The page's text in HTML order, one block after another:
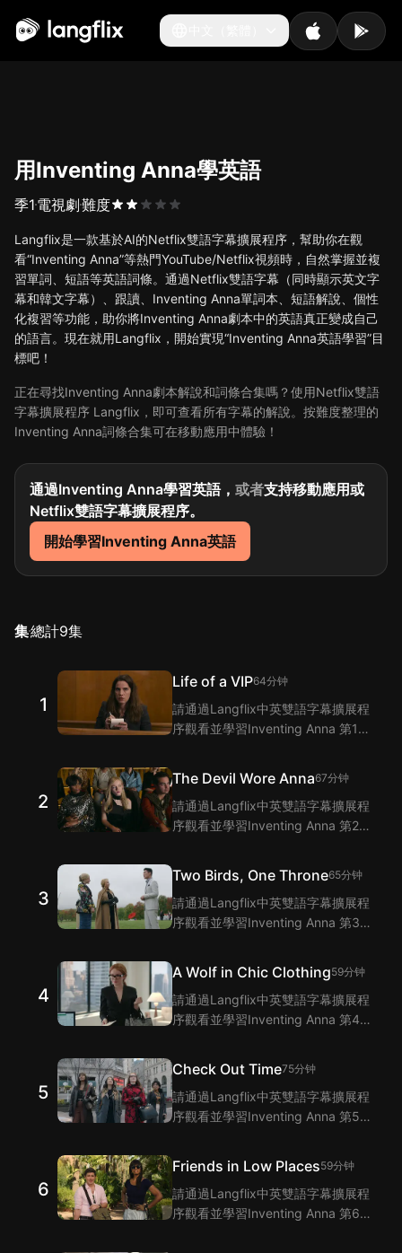
中文（繁體）
用Inventing Anna學英語
季1 電視劇難度
Langflix是一款基於AI的Netflix雙語字幕擴展程序，幫助你在觀
看“Inventing Anna”等熱門YouTube/Netflix視頻時，自然掌握並複
習單詞、短語等英語詞條。通過Netflix雙語字幕（同時顯示英文字
幕和韓文字幕）、跟讀、Inventing Anna單詞本、短語解說、個性
化複習等功能，助你將Inventing Anna劇本中的英語真正變成自己
的語言。現在就用Langflix，開始實現“Inventing Anna英語學習”目
標吧！
正在尋找Inventing Anna劇本解說和詞條合集嗎？使用Netflix雙語
字幕擴展程序 Langflix，即可查看所有字幕的解說。按難度整理的
Inventing Anna詞條合集可在移動應用中體驗！
通過Inventing Anna學習英語， 或者支持移動應用或
Netflix雙語字幕擴展程序。
開始學習Inventing Anna英語
集總計9集
1
Life of a VIP64分钟
請通過Langflix中英雙語字幕擴展程
序觀看並學習Inventing Anna 第1集
臺詞的翻譯。
2
The Devil Wore Anna67分钟
請通過Langflix中英雙語字幕擴展程
序觀看並學習Inventing Anna 第2集
臺詞的翻譯。
3
Two Birds, One Throne65分钟
請通過Langflix中英雙語字幕擴展程
序觀看並學習Inventing Anna 第3集
臺詞的翻譯。
4
A Wolf in Chic Clothing59分钟
請通過Langflix中英雙語字幕擴展程
序觀看並學習Inventing Anna 第4集
臺詞的翻譯。
5
Check Out Time75分钟
請通過Langflix中英雙語字幕擴展程
序觀看並學習Inventing Anna 第5集
臺詞的翻譯。
6
Friends in Low Places59分钟
請通過Langflix中英雙語字幕擴展程
序觀看並學習Inventing Anna 第6集